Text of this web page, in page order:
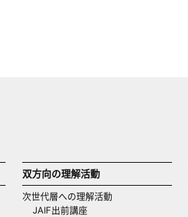
双方向の理解活動
次世代層への理解活動
JAIF出前講座